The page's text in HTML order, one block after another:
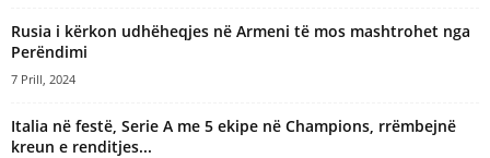
Rusia i kërkon udhëheqjes në Armeni të mos mashtrohet nga
Perëndimi
7 Prill, 2024
Italia në festë, Serie A me 5 ekipe në Champions, rrëmbejnë
kreun e renditjes...